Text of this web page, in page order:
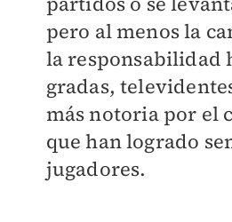
pero al menos la
la responsabilidad
gradas,
más notoria por el
que han logrado
jugadores.